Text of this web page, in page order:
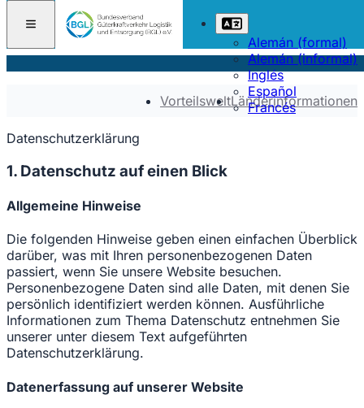
Alemán (formal)
Alemán (informal)
Inglés
Español
Francés
VorteilsweltLänderinformationen
Datenschutzerklärung
1. Datenschutz auf einen Blick
Allgemeine Hinweise
Die folgenden Hinweise geben einen einfachen Überblick
darüber, was mit Ihren personenbezogenen Daten
passiert, wenn Sie unsere Website besuchen.
Personenbezogene Daten sind alle Daten, mit denen Sie
persönlich identifiziert werden können. Ausführliche
Informationen zum Thema Datenschutz entnehmen Sie
unserer unter diesem Text aufgeführten
Datenschutzerklärung.
Datenerfassung auf unserer Website